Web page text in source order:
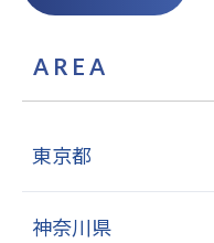
AREA
東京都
神奈川県